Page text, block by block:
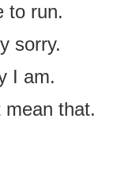
to run.
sorry.
I am.
mean that.